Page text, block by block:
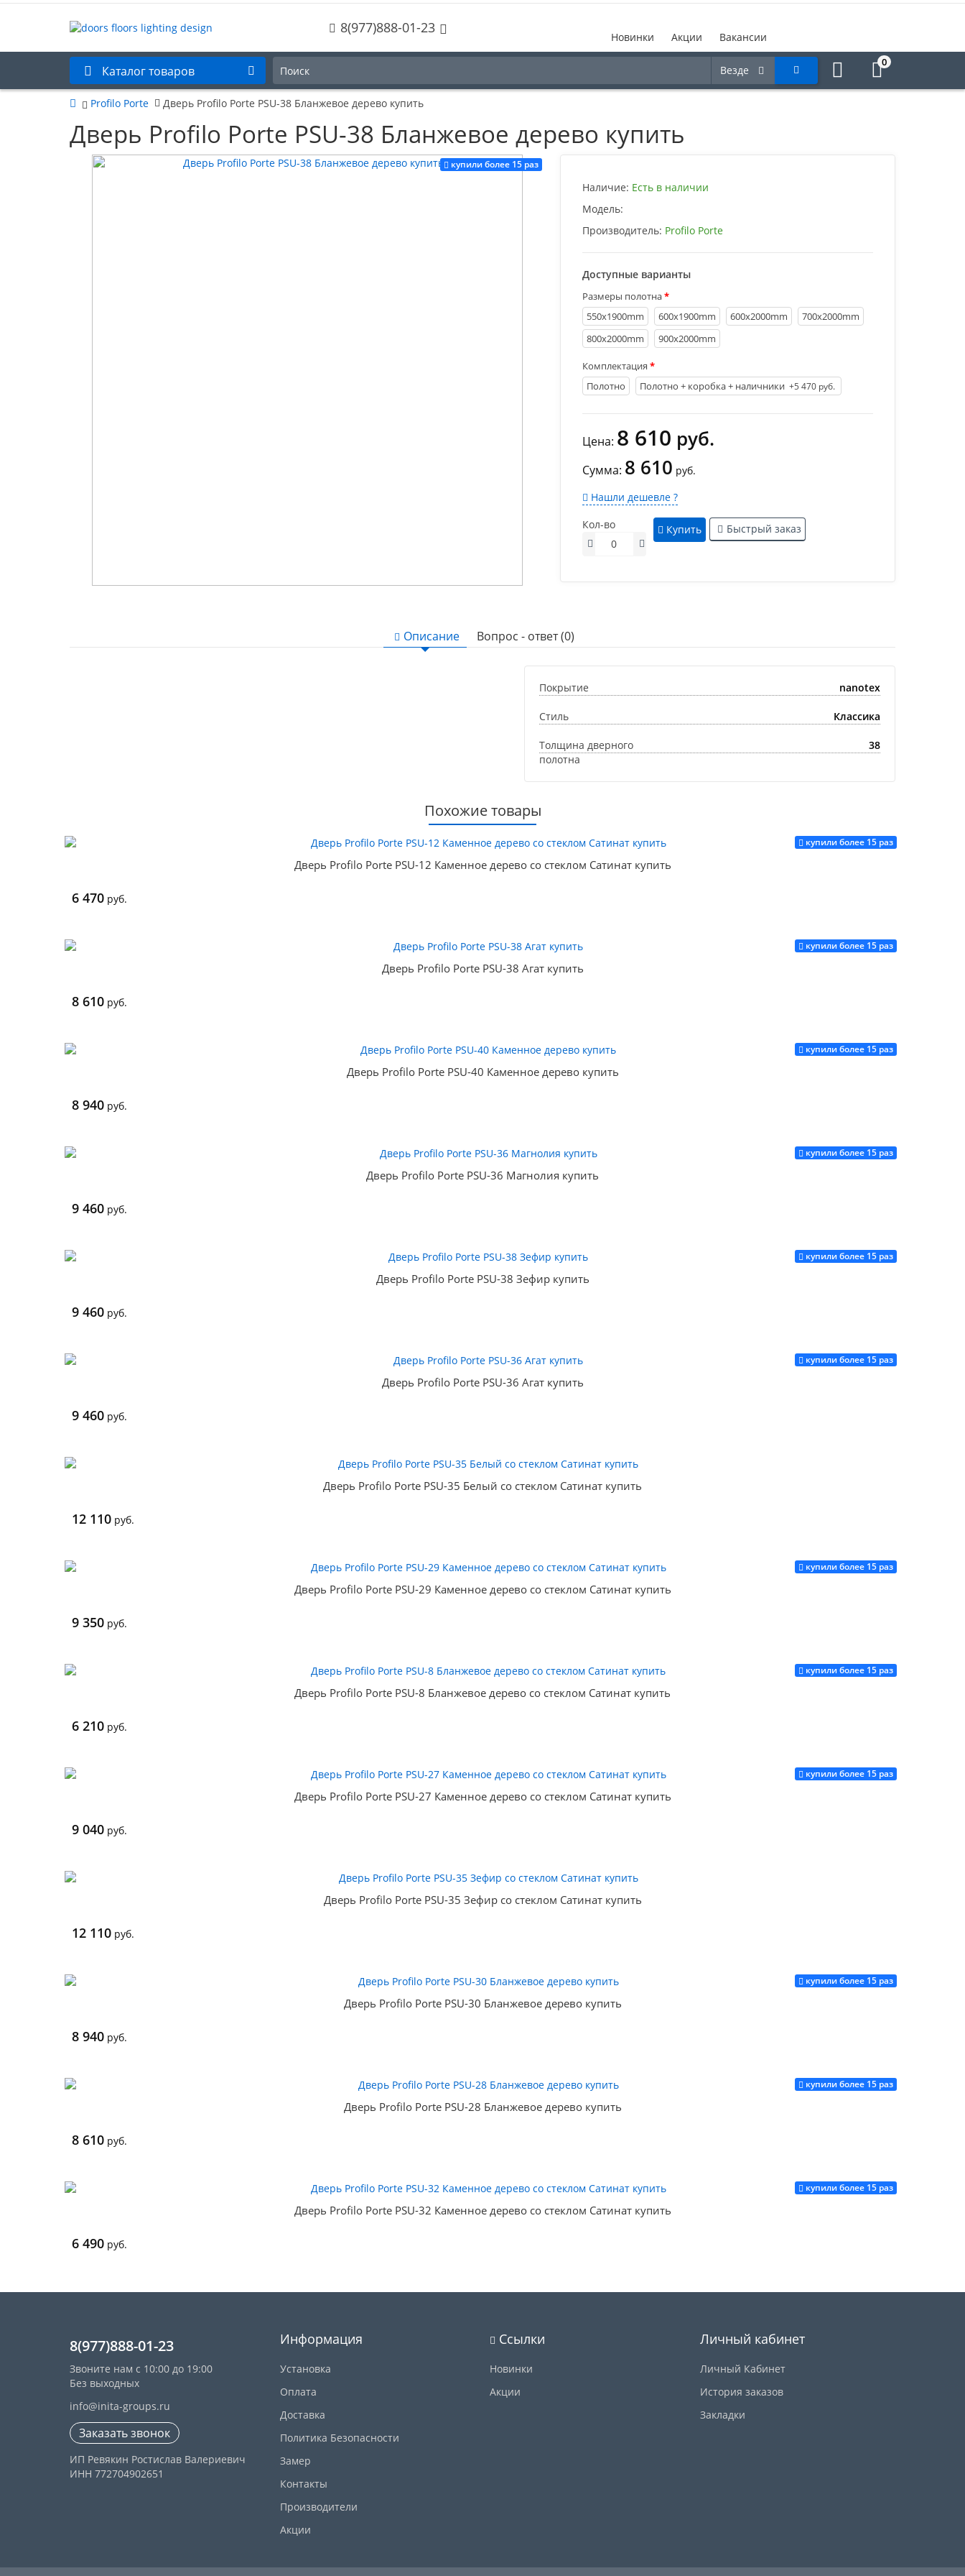
8(977)888-01-23
Новинки Акции Вакансии
Каталог товаров Везде
0
Profilo Porte Дверь Profilo Porte PSU-38 Бланжевое дерево купить
Дверь Profilo Porte PSU-38 Бланжевое дерево купить
купили более 15 раз
Наличие: Есть в наличии
Модель:
Производитель: Profilo Porte
Доступные варианты
Размеры полотна
550х1900mm
600х1900mm 600х2000mm
700х2000mm
800х2000mm
900х2000mm
Комплектация
Полотно
Полотно + коробка + наличники +5 470 руб.
Цена: 8 610 руб.
Сумма: 8 610 руб.
Нашли дешевле ?
Кол-во
Купить Быстрый заказ
Описание Вопрос - ответ (0)
Покрытие nanotex
Стиль Классика
Толщина дверного
полотна
38
Похожие товары
купили более 15 раз
Дверь Profilo Porte PSU-12 Каменное дерево со стеклом Сатинат купить
6 470 руб.
Купить
купили более 15 раз
Дверь Profilo Porte PSU-38 Агат купить
8 610 руб.
Купить
купили более 15 раз
Дверь Profilo Porte PSU-40 Каменное дерево купить
8 940 руб.
Купить
купили более 15 раз
Дверь Profilo Porte PSU-36 Магнолия купить
9 460 руб.
Купить
купили более 15 раз
Дверь Profilo Porte PSU-38 Зефир купить
9 460 руб.
Купить
купили более 15 раз
Дверь Profilo Porte PSU-36 Агат купить
9 460 руб.
Дверь Profilo Porte PSU-35 Белый со стеклом Сатинат купить
12 110 руб.
Купить
купили более 15 раз
Дверь Profilo Porte PSU-29 Каменное дерево со стеклом Сатинат купить
9 350 руб.
Купить
купили более 15 раз
Дверь Profilo Porte PSU-8 Бланжевое дерево со стеклом Сатинат купить
6 210 руб.
Купить
купили более 15 раз
Дверь Profilo Porte PSU-27 Каменное дерево со стеклом Сатинат купить
9 040 руб.
Дверь Profilo Porte PSU-35 Зефир со стеклом Сатинат купить
12 110 руб.
Купить
купили более 15 раз
Дверь Profilo Porte PSU-30 Бланжевое дерево купить
8 940 руб.
Купить
купили более 15 раз
Дверь Profilo Porte PSU-28 Бланжевое дерево купить
8 610 руб.
Купить
купили более 15 раз
Дверь Profilo Porte PSU-32 Каменное дерево со стеклом Сатинат купить
6 490 руб.
Купить
8(977)888-01-23
Звоните нам с 10:00 до 19:00
Без выходных
info@inita-groups.ru
Заказать звонок
ИП Ревякин Ростислав Валериевич
ИНН 772704902651
Информация
Установка
Оплата
Доставка
Политика Безопасности
Замер
Контакты
Производители
Акции
Ссылки
Новинки
Акции
Личный кабинет
Личный Кабинет
История заказов
Закладки